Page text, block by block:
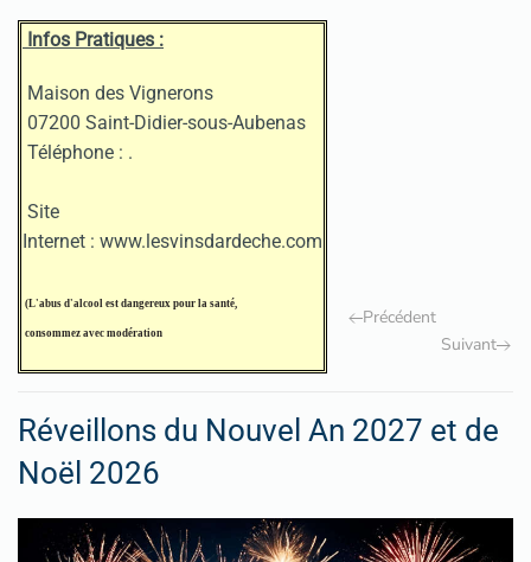
Infos Pratiques :
Maison des Vignerons
07200 Saint-Didier-sous-Aubenas
Téléphone : .
Site
Internet : www.lesvinsdardeche.com
(L'abus d'alcool est dangereux pour la santé,
consommez avec modération
Précédent
Suivant
Réveillons du Nouvel An 2027 et de
Noël 2026